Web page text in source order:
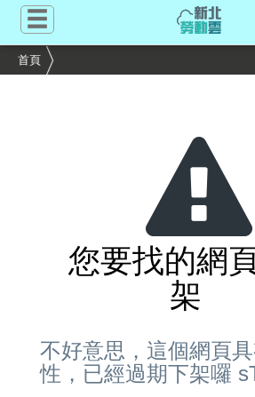
要
首頁
您要找的網
架
不好意思，這個網頁
性，已經過期下架囉